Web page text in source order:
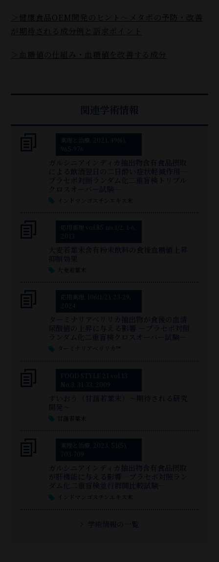
＞健康食品OEM開発のヒント～メタボの予防・改善
が期待される成分例と訴求ポイント
＞血糖値の仕組み・血糖値を改善する成分
関連学術情報
薬理と治療, 2021, 49(6),
965-976
ガルシニアインディカ抽出物含有食品摂取
による飲酒翌日の二日酔い症状軽減作用―
プラセボ対照ランダム化二重盲検トリプル
クロスオーバー試験―
インドマンゴスチンエキス末
応用薬理 vol.85 no.1/2, 1-6,
2013
大麦若葉末含有粉末飲料の食後血糖値上昇
抑制効果
大麦若葉末
応用薬理, 106(1/2), 23-29,
2024
ターミナリアベリリカ抽出物が食後の血清
尿酸値の上昇に与える影響 －プラセボ対照
ランダム化二重盲検クロスオーバー試験－
ターミナリアベリリカ™
FOOD STYLE 21 vol.13
No.3, 31-33, 2009
すいおう（甘藷若葉末）～期待される研究
開発～
甘藷若葉末
薬理と治療, 2023, 51(5),
703-709
ガルシニアインディカ抽出物含有食品摂取
が肝機能に与える影響—プラセボ対照ラン
ダム化二重盲検並行群間比較試験—
インドマンゴスチンエキス末
学術情報の一覧